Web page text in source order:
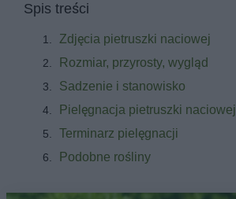
Spis treści
Zdjęcia pietruszki naciowej
Rozmiar, przyrosty, wygląd
Sadzenie i stanowisko
Pielęgnacja pietruszki naciowej
Terminarz pielęgnacji
Podobne rośliny